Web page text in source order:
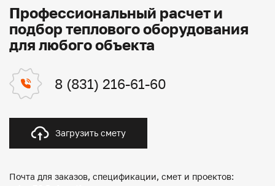
Профессиональный расчет и
подбор теплового оборудования
для любого объекта
8 (831) 216-61-60
Загрузить смету
Почта для заказов, спецификации, смет и проектов: